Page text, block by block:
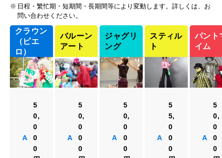
日程・繁忙期・短期間・長期間等により変動します。詳しくは、お
問い合わせください。
クラウン
（ピエ
ロ）
A
5
0,
0
0
0
バルーン
アート
A
5
0,
0
0
0
ジャグリ
ング
A
5
0,
0
0
0
スティル
ト
A
5
5,
0
0
0
パント
イム
A
5
0,
0
0
0